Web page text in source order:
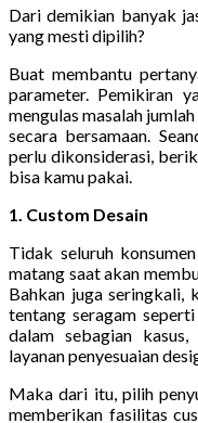
Dari demikian banyak
yang mesti dipilih?
Buat membantu
parameter. Pemikiran
mengulas masalah
secara bersamaan.
perlu dikonsiderasi,
bisa kamu pakai.
1. Custom Desain
Tidak seluruh
matang saat akan
Bahkan juga seringkali,
tentang seragam
dalam sebagian
layanan penyesuaian
Maka dari itu, pilih
memberikan fasilitas